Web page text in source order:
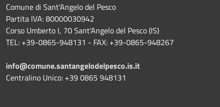
Comune di Sant'Angelo del Pesco
Partita IVA: 80000030942
Corso Umberto I, 70 Sant'Angelo del Pesco (IS)
TEL: +39-0865-948131 - FAX: +39-0865-948267
info@comune.santangelodelpesco.is.it
Centralino Unico: +39 0865 948131